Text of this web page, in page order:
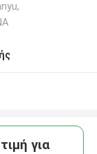
για